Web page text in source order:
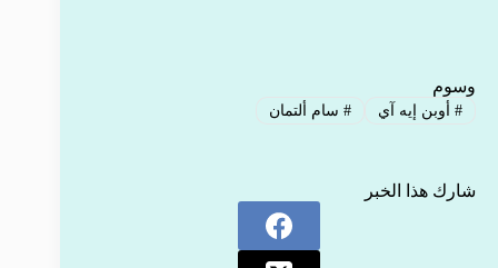
وسوم
#أوبن إيه آي #سام ألتمان
شارك هذا الخبر